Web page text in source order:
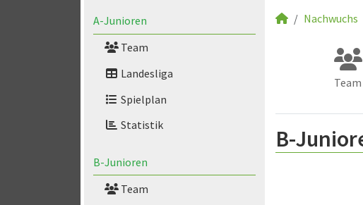
A-Junioren
Team
Landesliga
Spielplan
Statistik
B-Junioren
Team
Nachwuchs
Team
B-